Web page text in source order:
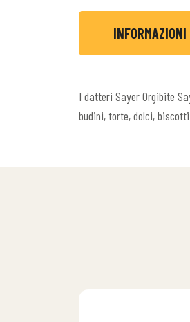
I datteri Sayer Orgibite
budini, torte, dolci,